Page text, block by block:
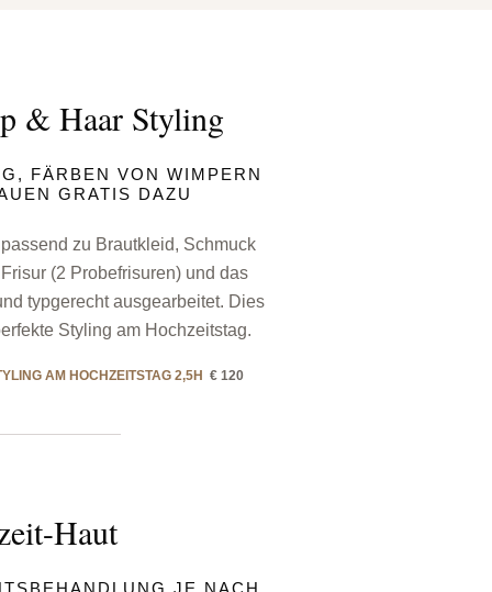
& Haar Styling
FÄRBEN VON WIMPERN
GRATIS DAZU
zu Brautkleid, Schmuck
(2 Probefrisuren) und das
typgerecht ausgearbeitet. Dies
Styling am Hochzeitstag.
AM HOCHZEITSTAG 2,5H € 120
Haut
JE NACH